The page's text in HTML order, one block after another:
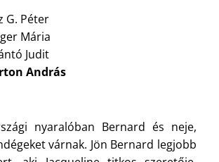
G. Péter
Mária
Judit
András
nyaralóban Bernard és neje,
várnak. Jön Bernard legjobb